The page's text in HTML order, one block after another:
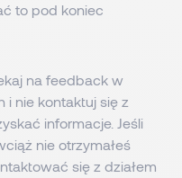
to pod koniec
na feedback w
nie kontaktuj się z
informacje. Jeśli
nie otrzymałeś
się z działem